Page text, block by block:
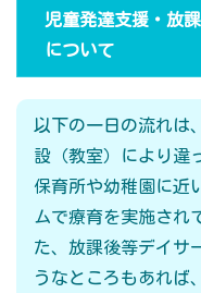
児童発達支援・放
について
以下の一日の流れは
設（教室）により違
保育所や幼稚園に近
ムで療育を実施され
た、放課後等デイサ
うなところもあれば